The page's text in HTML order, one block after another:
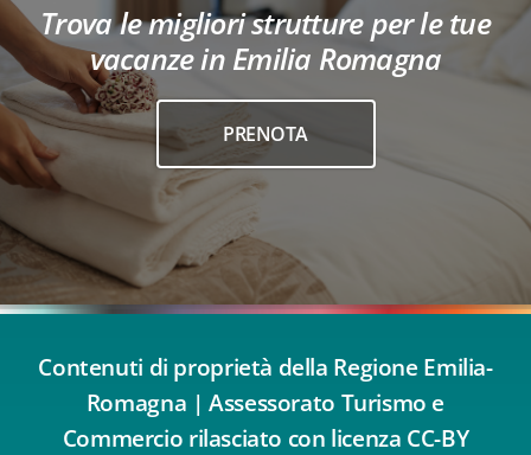
Trova le migliori strutture per le tue
vacanze in Emilia Romagna
PRENOTA
Contenuti di proprietà della Regione Emilia-
Romagna | Assessorato Turismo e
Commercio rilasciato con licenza CC-BY